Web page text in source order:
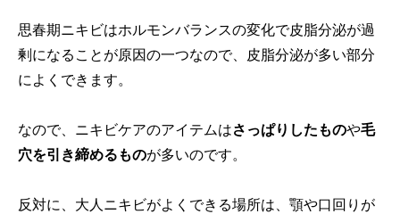
思春期ニキビはホルモンバランスの変化で皮脂分泌が過
剰になることが原因の一つなので、皮脂分泌が多い部分
によくできます。
なので、ニキビケアのアイテムはさっぱりしたものや毛
穴を引き締めるものが多いのです。
反対に、大人ニキビがよくできる場所は、顎や口回りが